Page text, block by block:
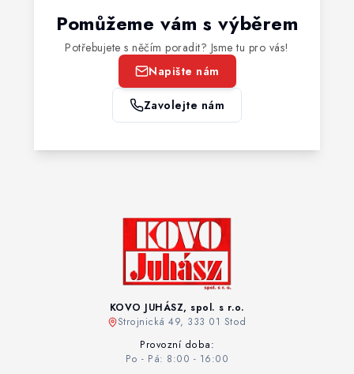
Pomůžeme vám s výběrem
Potřebujete s něčím poradit? Jsme tu pro vás!
Napište nám
Zavolejte nám
KOVO JUHÁSZ, spol. s r.o.
Strojnická 49, 333 01 Stod
Provozní doba:
Po - Pá: 8:00 - 16:00